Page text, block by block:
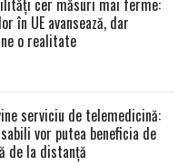
cer măsuri mai ferme:
în UE avansează, dar
o realitate
serviciu de telemedicină:
vor putea beneficia de
de la distanță